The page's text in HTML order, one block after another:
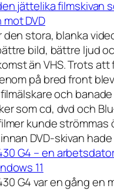
jättelika filmskivan
DVD
den stora, blanka
bild, bättre ljud
än VHS. Trots
på bred front
och
som cd, dvd och
kunde strömmas
DVD-skivan
G4 – en
11
G4 var en gång en